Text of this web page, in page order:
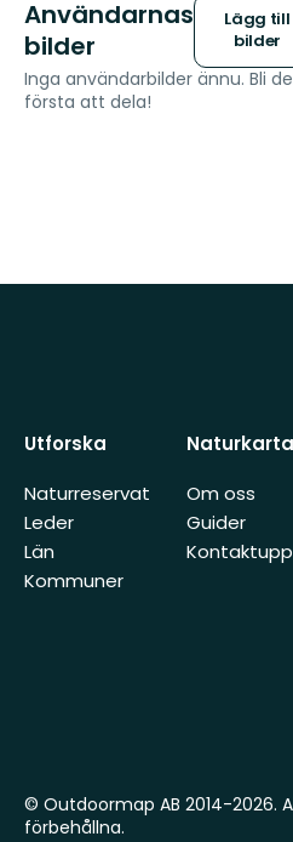
Användarnas
bilder
Lägg till
bilder
Inga användarbilder ännu. Bli
första att dela!
Utforska
Naturreservat
Leder
Län
Kommuner
Om oss
Guider
© Outdoormap AB 2014-2026.
förbehållna.